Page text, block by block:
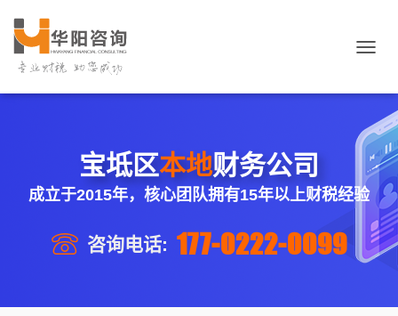
导
宝坻区本地财务公司
成立于2015年，核心团队拥有15年以上财税经验
咨询电话: 177-0222-0099